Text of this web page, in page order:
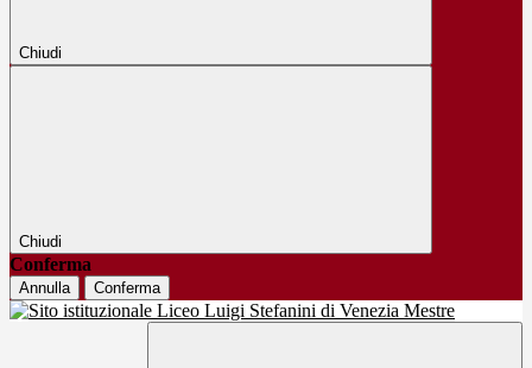
Chiudi
Chiudi
Conferma
Annulla Conferma